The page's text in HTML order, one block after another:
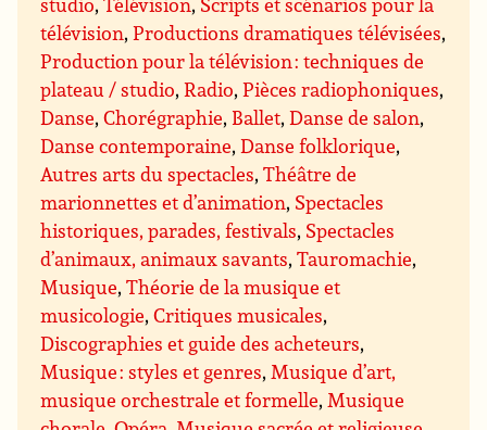
télévision,Productions dramatiques télévisées,
Production pour la télévision : techniques de
plateau / studio,Radio,Pièces radiophoniques,
Danse,Chorégraphie, Ballet,Danse de salon,
Danse contemporaine,Danse folklorique,
Autres arts du spectacles,Théâtre de
marionnettes et d’animation, Spectacles
historiques, parades, festivals, Spectacles
d’animaux, animaux savants,Tauromachie,
Musique,Théorie de la musique et
musicologie,Critiques musicales,
Discographies et guide des acheteurs,
Musique : styles et genres,Musique d’art,
musique orchestrale et formelle,Musique